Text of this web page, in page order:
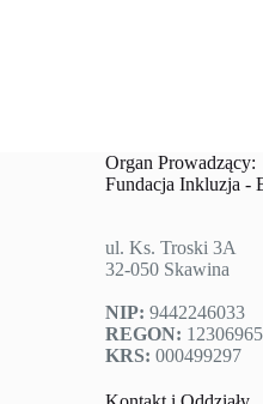
Organ Prowadzący:
Fundacja Inkluzja -
ul. Ks. Troski 3A
32-050 Skawina
NIP: 9442246033
REGON:
KRS: 000499297